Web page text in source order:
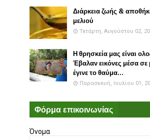
Διάρκεια ζωής &
μελιού
Τετάρτη, Αυγούστου 02,
Η θρησκεία μας είναι
Έβαλαν εικόνες μέσα σε
έγινε το θαύμα...
Παρασκευή, Ιουλίου 01,
Φόρμα επικοινωνίας
Όνομα